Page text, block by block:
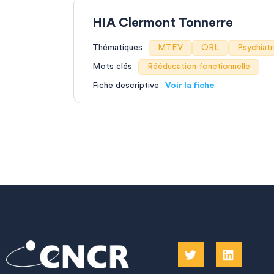
HIA Clermont Tonnerre
Thématiques MTEV ORL
Fiche descriptive
Mots clés Rééducation fonctionnelle